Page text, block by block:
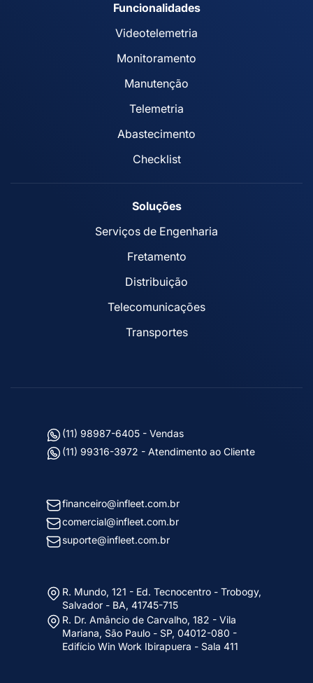
Funcionalidades
Videotelemetria
Monitoramento
Manutenção
Telemetria
Abastecimento
Checklist
Soluções
Serviços de Engenharia
Fretamento
Distribuição
Telecomunicações
Transportes
(11) 98987-6405 - Vendas
(11) 99316-3972 - Atendimento ao Cliente
financeiro@infleet.com.br
comercial@infleet.com.br
suporte@infleet.com.br
R. Mundo, 121 - Ed. Tecnocentro - Trobogy,
Salvador - BA, 41745-715
R. Dr. Amâncio de Carvalho, 182 - Vila
Mariana, São Paulo - SP, 04012-080 -
Edifício Win Work Ibirapuera - Sala 411